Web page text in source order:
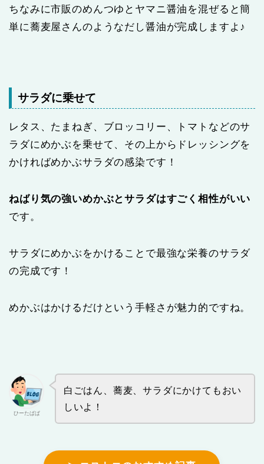
ちなみに市販のめんつゆとヤマニ醤油を混ぜると簡
単に蕎麦屋さんのようなだし醤油が完成しますよ♪
サラダに乗せて
レタス、たまねぎ、ブロッコリー、トマトなどのサ
ラダにめかぶを乗せて、その上からドレッシングを
かければめかぶサラダの感染です！
ねばり気の強いめかぶとサラダはすごく相性がいい
です。
サラダにめかぶをかけることで最強な栄養のサラダ
の完成です！
めかぶはかけるだけという手軽さが魅力的ですね。
ひーたぱぱ
白ごはん、蕎麦、サラダにかけてもおい
しいよ！